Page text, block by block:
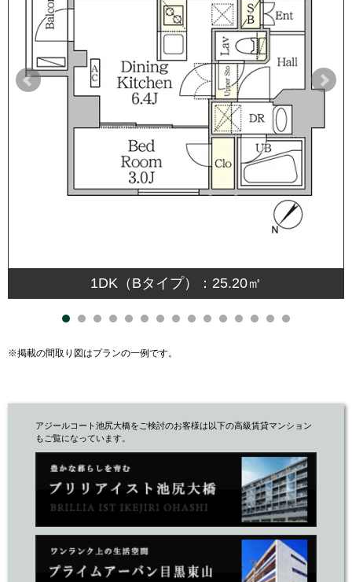
1DK（Bタイプ）：25.20㎡
※掲載の間取り図はプランの一例です。
アジールコート池尻大橋をご検討のお客様は以下の高級賃貸マンション
もご覧になっています。